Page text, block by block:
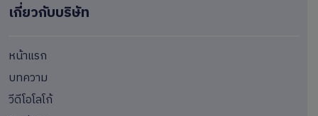
เกี่ยวกับบริษัท
หน้าแรก
บทความ
วีดีโอโลโก้